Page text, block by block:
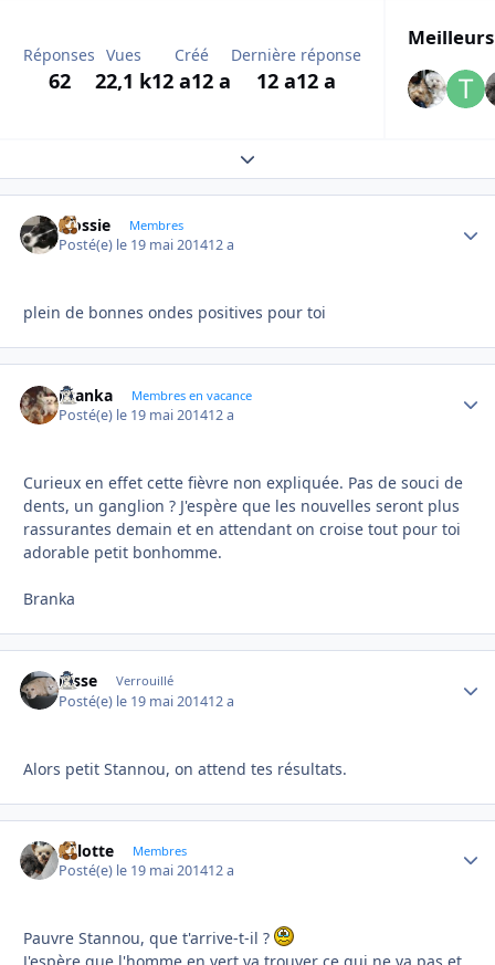
Réponses
62
Vues
22,1 k
Créé
12 a12 a
Dernière réponse
12 a12 a
Expand topic overview
Flossie Membres
Posté(e) le 19 mai 201412 a
plein de bonnes ondes positives pour toi
branka Membres en vacance
Posté(e) le 19 mai 201412 a
Curieux en effet cette fièvre non expliquée. Pas de souci de
dents, un ganglion ? J'espère que les nouvelles seront plus
rassurantes demain et en attendant on croise tout pour toi
adorable petit bonhomme.
Branka
josse Verrouillé
Posté(e) le 19 mai 201412 a
Alors petit Stannou, on attend tes résultats.
Lolotte Membres
Posté(e) le 19 mai 201412 a
Pauvre Stannou, que t'arrive-t-il ?